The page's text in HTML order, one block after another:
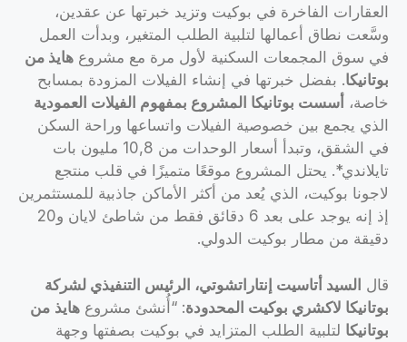
العقارات الفاخرة في بوكيت وتزيد خبرتها عن عقدين،
وسَّعت نطاق أعمالها لتلبية الطلب المتغير، وبدأت العمل
في سوق المجمعات السكنية لأول مرة مع مشروع هايذ من
بوتانيكا. بفضل خبرتها في إنشاء الفيلات المزودة بمسابح
خاصة، أسست بوتانيكا المشروع بمفهوم الفيلات العمودية
الذي يجمع بين خصوصية الفيلات واتساعها وراحة السكن
في الشقق، وتبدأ أسعار الوحدات من 10,8 مليون بات
تايلاندي*. يحتل المشروع موقعًا متميزًا في قلب منتجع
لاجونا بوكيت، الذي يُعد من أكثر الأماكن جاذبية للمستثمرين
إذ إنه يوجد على بعد 6 دقائق فقط من شاطئ لايان و20
دقيقة من مطار بوكيت الدولي.
قال السيد أتاسيت إنتاراتشوتي، الرئيس التنفيذي لشركة
بوتانيكا لاكشري بوكيت المحدودة: “أُنشئ مشروع هايذ من
بوتانيكا لتلبية الطلب المتزايد في بوكيت بصفتها وجهة